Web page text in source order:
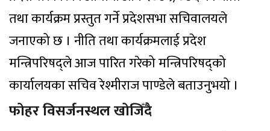
तथा कार्यक्रम प्रस्तुत गर्ने प्रदेशसभा सचिवालयले
जनाएको छ । नीति तथा कार्यक्रमलाई प्रदेश
मन्त्रिपरिषद्ले आज पारित गरेको मन्त्रिपरिषद्को
कार्यालयका सचिव रेश्मीराज पाण्डेले बताउनुभयो ।
फोहर विसर्जनस्थल खोजिँदै